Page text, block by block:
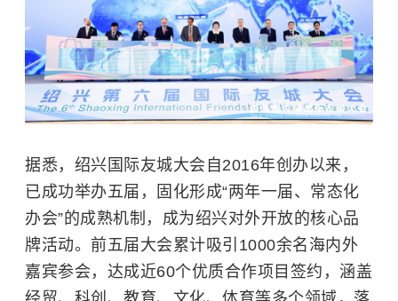
据悉，绍兴国际友城大会自2016年创办以来，
已成功举办五届，固化形成“两年一届、常态化
办会”的成熟机制，成为绍兴对外开放的核心品
牌活动。前五届大会累计吸引1000余名海内外
嘉宾参会，达成近60个优质合作项目签约，涵盖